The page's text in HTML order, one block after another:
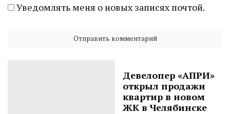
Уведомлять меня о новых записях почтой.
Девелопер «АПРИ»
открыл продажи
квартир в новом
ЖК в Челябинске